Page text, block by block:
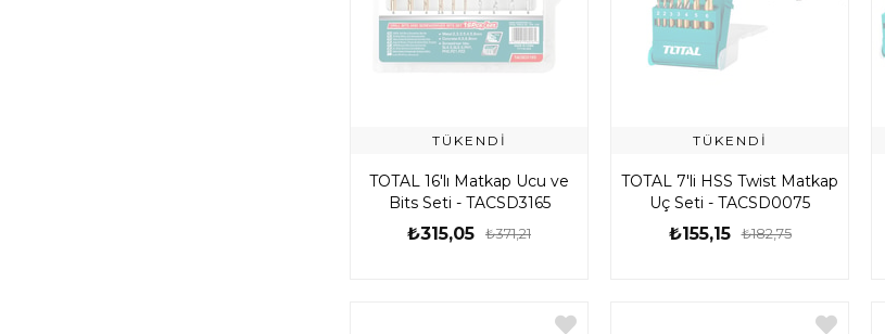
TÜKENDI
TOTAL 16'lı Matkap Ucu ve
Bits Seti - TACSD3165
₺315,05 ₺371,21
TÜKENDI
TOTAL 7'li HSS Twist Matkap
Uç Seti - TACSD0075
₺155,15 ₺182,75